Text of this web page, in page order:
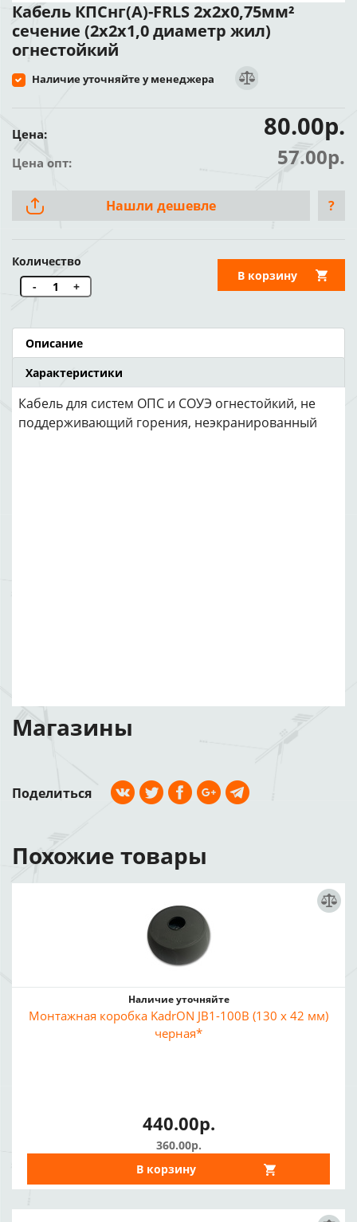
Кабель КПСнг(А)-FRLS 2x2х0,75мм²
сечение (2x2x1,0 диаметр жил)
огнестойкий
Наличие уточняйте у менеджера
Цена: 80.00р.
Цена опт: 57.00р.
Нашли дешевле ?
Количество
-
+
В корзину
Описание
Характеристики
Кабель для систем ОПС и СОУЭ огнестойкий, не
поддерживающий горения, неэкранированный
Магазины
Поделиться
Похожие товары
Наличие уточняйте
Монтажная коробка KadrON JB1-100B (130 x 42 мм)
черная*
440.00р.
360.00р.
В корзину